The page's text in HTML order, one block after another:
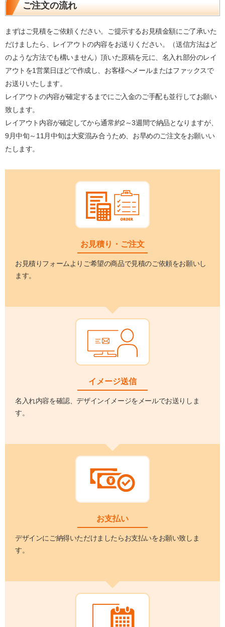
ご注文の流れ
まずはご見積をご依頼ください。ご提示するお見積金額にご了承いた
だけましたら、レイアウトの内容をお送りください。（送信方法はど
のような方法でも構いません）頂いた原稿を元に、名入れ部分のレイ
アウトを1営業日ほどで作成し、お客様へメールまたはファックスで
お送りいたします。
レイアウトの内容が確定するまでにご入金のご手配も並行してお願い
致します。
レイアウト内容が確定してから通常約2～3週間で納品となりますが、
9月中旬～11月中旬は大変混み合うため、お早めのご注文をお願いい
たします。
お見積り・ご注文
お見積りフォームよりご希望の商品で見積のご依頼をお願いし
ます。
イメージ送信
名入れ内容を確認、デザインイメージをメールでお送りしま
す。
お支払い
デザインにご納得いただけましたらお支払いをお願い致しま
す。